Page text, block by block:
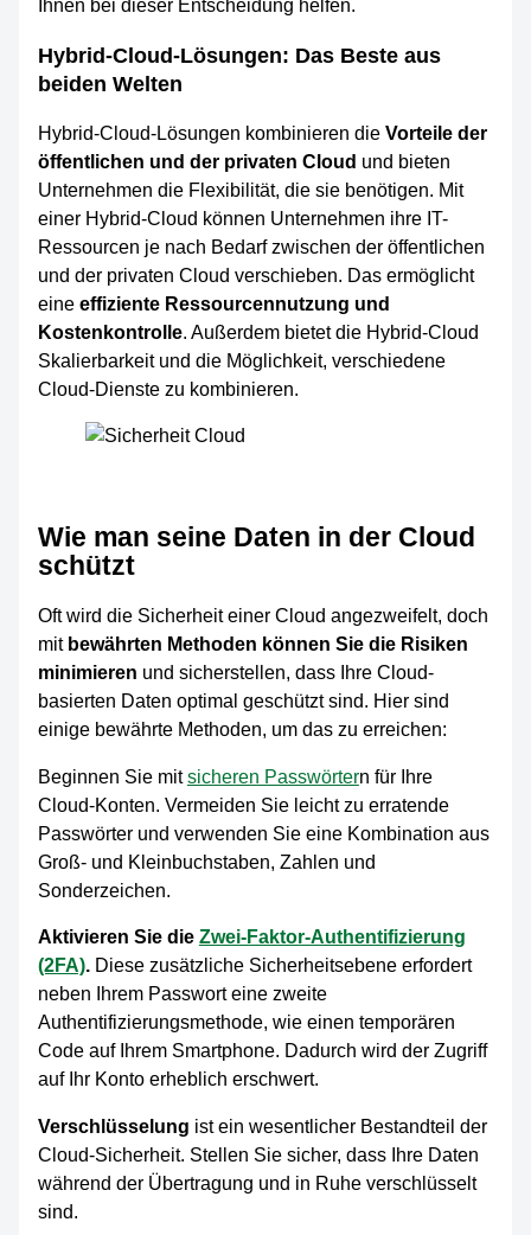
Ihnen bei dieser Entscheidung helfen.
Hybrid-Cloud-Lösungen: Das Beste aus
beiden Welten
Hybrid-Cloud-Lösungen kombinieren dieVorteile der
öffentlichen und der privaten Cloud und bieten
Unternehmen die Flexibilität, die sie benötigen. Mit
einer Hybrid-Cloud können Unternehmen ihre IT-
Ressourcen je nach Bedarf zwischen der öffentlichen
und der privaten Cloud verschieben. Das ermöglicht
eine effiziente Ressourcennutzung und
Kostenkontrolle. Außerdem bietet die Hybrid-Cloud
Skalierbarkeit und die Möglichkeit, verschiedene
Cloud-Dienste zu kombinieren.
Wie man seine Daten in der Cloud
schützt
Oft wird die Sicherheit einer Cloud angezweifelt, doch
mit bewährten Methoden können Sie die Risiken
minimieren und sicherstellen, dass Ihre Cloud-
basierten Daten optimal geschützt sind. Hier sind
einige bewährte Methoden, um das zu erreichen:
Beginnen Sie mitsicheren Passwörtern für Ihre
Cloud-Konten. Vermeiden Sie leicht zu erratende
Passwörter und verwenden Sie eine Kombination aus
Groß- und Kleinbuchstaben, Zahlen und
Sonderzeichen.
Aktivieren Sie die Zwei-Faktor-Authentifizierung
(2FA). Diese zusätzliche Sicherheitsebene erfordert
neben Ihrem Passwort eine zweite
Authentifizierungsmethode, wie einen temporären
Code auf Ihrem Smartphone. Dadurch wird der Zugriff
auf Ihr Konto erheblich erschwert.
Verschlüsselung ist ein wesentlicher Bestandteil der
Cloud-Sicherheit. Stellen Sie sicher, dass Ihre Daten
während der Übertragung und in Ruhe verschlüsselt
sind.